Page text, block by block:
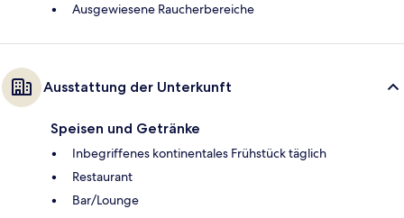
Ausgewiesene Raucherbereiche
Ausstattung der Unterkunft
Speisen und Getränke
Inbegriffenes kontinentales Frühstück täglich
Restaurant
Bar/Lounge